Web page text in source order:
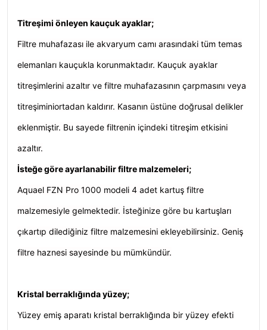
Titreşimi önleyen kauçuk ayaklar;
Filtre muhafazası ile akvaryum camı arasındaki tüm temas
elemanları kauçukla korunmaktadır. Kauçuk ayaklar
titreşimlerini azaltır ve filtre muhafazasının çarpmasını veya
titreşiminiortadan kaldırır. Kasanın üstüne doğrusal delikler
eklenmiştir. Bu sayede filtrenin içindeki titreşim etkisini
azaltır.
İsteğe göre ayarlanabilir filtre malzemeleri;
Aquael FZN Pro 1000 modeli 4 adet kartuş filtre
malzemesiyle gelmektedir. İsteğinize göre bu kartuşları
çıkartıp dilediğiniz filtre malzemesini ekleyebilirsiniz. Geniş
filtre haznesi sayesinde bu mümkündür.
Kristal berraklığında yüzey;
Yüzey emiş aparatı kristal berraklığında bir yüzey efekti